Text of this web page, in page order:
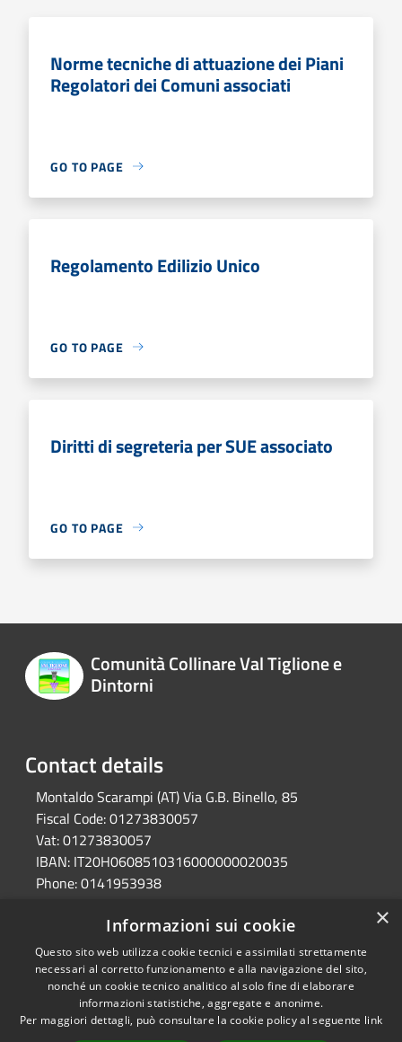
Norme tecniche di attuazione dei Piani
Regolatori dei Comuni associati
GO TO PAGE
Regolamento Edilizio Unico
GO TO PAGE
Diritti di segreteria per SUE associato
GO TO PAGE
Comunità Collinare Val Tiglione e
Dintorni
Contact details
Montaldo Scarampi (AT) Via G.B. Binello, 85
Fiscal Code:01273830057
Vat:01273830057
IBAN: IT20H0608510316000000020035
Phone:0141953938
RSS
Accessibility
Privacy
Cookie
Ente convenzionato
Astigov
Progetto|Convenzione|
×
Informazioni sui cookie
Questo sito web utilizza cookie tecnici e assimilati strettamente
necessari al corretto funzionamento e alla navigazione del sito,
nonché un cookie tecnico analitico al solo fine di elaborare
informazioni statistiche, aggregate e anonime.
Per maggiori dettagli, può consultare la cookie policy al seguente link